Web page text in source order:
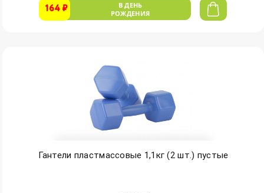
164 ₽
В ДЕНЬ
РОЖДЕНИЯ
Гантели пластмассовые 1,1кг (2 шт.) пустые